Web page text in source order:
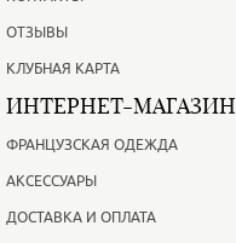
ОТЗЫВЫ
КЛУБНАЯ КАРТА
ИНТЕРНЕТ-МАГАЗИН
ФРАНЦУЗСКАЯ ОДЕЖДА
АКСЕССУАРЫ
ДОСТАВКА И ОПЛАТА